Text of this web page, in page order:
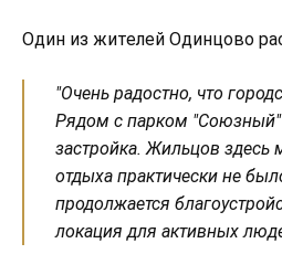
Один из жителей Одинцово
"Очень радостно, что
Рядом с парком "Союзный"
застройка. Жильцов здесь
отдыха практически не
продолжается
локация для активных